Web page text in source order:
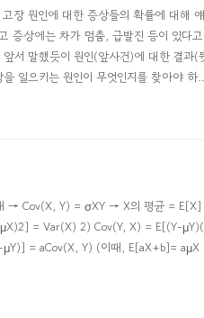
장 원인에 대한 증상들의 확률에 대해 얘
증상에는 차가 멈춤, 급발진 등이 있다고
서 말했듯이 원인(앞사건)에 대한 결과(
일으키는 원인이 무엇인지를 찾아야 하
해 사용되는 것이 바로 베이즈 정리이다.
→ Cov(X, Y) = σXY → X의 평균 =
= Var(X) 2) Cov(Y, X) = E[(Y-
= aCov(X, Y) (이때, E[aX+b]=